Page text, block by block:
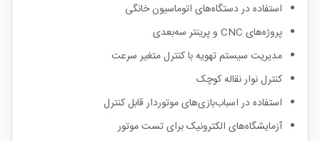
استفاده در دستگاه‌های اتوماسیون خانگی
پروژه‌های CNC و پرینتر سه‌بعدی
مدیریت سیستم تهویه با کنترل متغیر سرعت
کنترل نوار نقاله کوچک
استفاده در اسباب‌بازی‌های موتوردار قابل کنترل
آزمایشگاه‌های الکترونیک برای تست موتور